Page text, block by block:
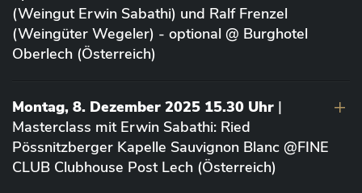
(Weingut Erwin Sabathi) und Ralf Frenzel
(Weingüter Wegeler) - optional @ Burghotel
Oberlech (Österreich)
Montag, 8. Dezember 2025 15.30 Uhr |
Masterclass mit Erwin Sabathi: Ried
Pössnitzberger Kapelle Sauvignon Blanc @FINE
CLUB Clubhouse Post Lech (Österreich)